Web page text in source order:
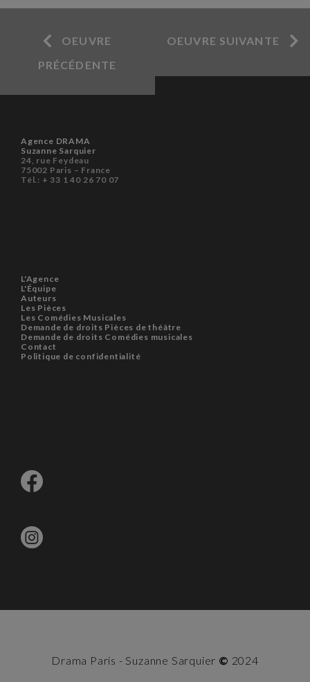
OEUVRE
PRÉCÉDENTE
OEUVRE SUIVANTE
Agence DRAMA
Suzanne Sarquier
24, rue Feydeau
75002 Paris – France
Tél.: + 33 1 40 26 70 07
L'Agence
L'Équipe
Auteurs
Les Pièces
Les Comédies Musicales
Demande de droits Pièces de théâtre
Demande de droits Comédies musicales
Contact
Politique de confidentialité
Drama Paris - Suzanne Sarquier © 2024